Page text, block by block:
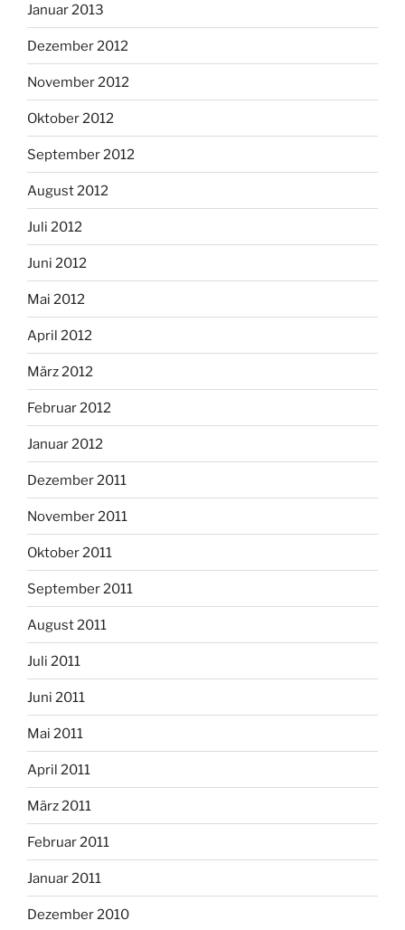
Januar 2013
Dezember 2012
November 2012
Oktober 2012
September 2012
August 2012
Juli 2012
Juni 2012
Mai 2012
April 2012
März 2012
Februar 2012
Januar 2012
Dezember 2011
November 2011
Oktober 2011
September 2011
August 2011
Juli 2011
Juni 2011
Mai 2011
April 2011
März 2011
Februar 2011
Januar 2011
Dezember 2010